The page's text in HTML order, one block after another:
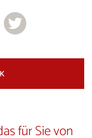
für Sie von